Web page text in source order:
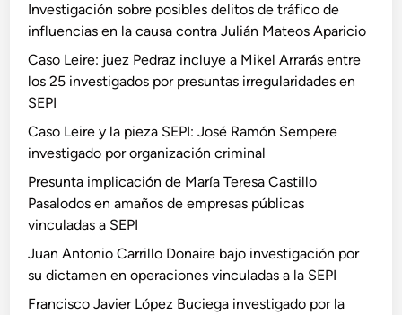
Investigación sobre posibles delitos de tráfico de
influencias en la causa contra Julián Mateos Aparicio
Caso Leire: juez Pedraz incluye a Mikel Arrarás entre
los 25 investigados por presuntas irregularidades en
SEPI
Caso Leire y la pieza SEPI: José Ramón Sempere
investigado por organización criminal
Presunta implicación de María Teresa Castillo
Pasalodos en amaños de empresas públicas
vinculadas a SEPI
Juan Antonio Carrillo Donaire bajo investigación por
su dictamen en operaciones vinculadas a la SEPI
Francisco Javier López Buciega investigado por la